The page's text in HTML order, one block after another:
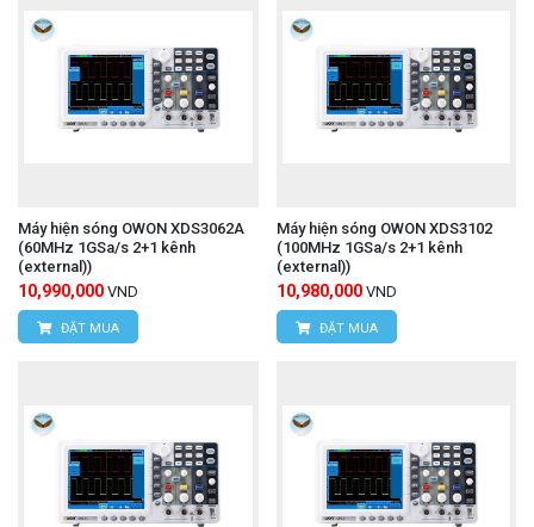
Máy hiện sóng OWON XDS3062A
(60MHz 1GSa/s 2+1 kênh
(external))
10,990,000 VND
ĐẶT MUA
Máy hiện sóng OWON XDS3102
(100MHz 1GSa/s 2+1 kênh
(external))
10,980,000 VND
ĐẶT MUA